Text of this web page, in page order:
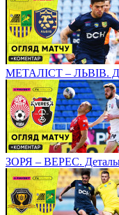
МЕТАЛІСТ – ЛЬВІВ.
ЗОРЯ – ВЕРЕС.